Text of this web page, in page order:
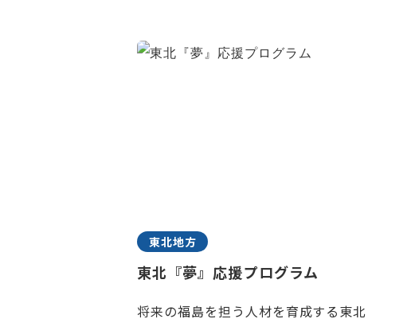
東北地方
東北『夢』応援プログラム
将来の福島を担う人材を育成する東北